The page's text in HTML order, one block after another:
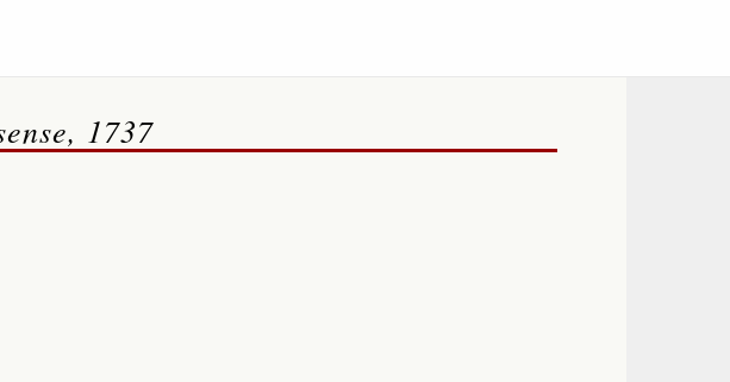
1737